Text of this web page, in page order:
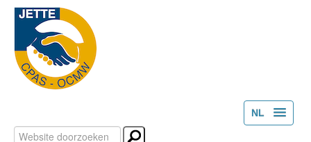
NL
Persoonlijke
Zoek